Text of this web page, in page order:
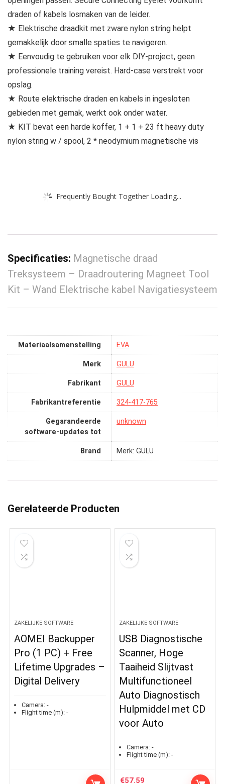
draden of kabels losmaken van de leider.​
★ Elektrische draadkit met zware nylon string helpt
gemakkelijk door smalle spaties te navigeren.
★ Eenvoudig te gebruiken voor elk DIY-project, geen
professionele training vereist. Hard-case verstrekt voor
opslag.
★ Route elektrische draden en kabels in ingesloten
gebieden met gemak, werkt ook onder water.
★ KIT bevat een harde koffer, 1 + 1 + 23 ft heavy duty
nylon string w / spool, 2 * neodymium magnetische vis
Frequently Bought Together Loading...
Specificaties: Magnetische draad
Treksysteem – Draadroutering Magneet Tool
Kit – Wand Elektrische kabel Navigatiesysteem
Materiaalsamenstelling ‎EVA
Merk ‎GULU
Fabrikant ‎GULU
Fabrikantreferentie ‎324-417-765
Gegarandeerde
software-updates tot
‎unknown
Brand Merk: GULU
Gerelateerde Producten
ZAKELIJKE SOFTWARE
AOMEI Backupper
Pro (1 PC) + Free
Lifetime Upgrades –
Digital Delivery
Camera: -
Flight time (m): -
ZAKELIJKE SOFTWARE
USB Diagnostische
Scanner, Hoge
Taaiheid Slijtvast
Multifunctioneel
Auto Diagnostisch
Hulpmiddel met CD
voor Auto
Camera: -
Flight time (m): -
€57.59